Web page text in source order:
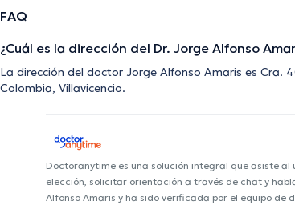
FAQ
¿Cuál es la dirección del Dr. Jorge Alfonso
La dirección del doctor Jorge Alfonso Amaris es Cra.
Colombia, Villavicencio.
Doctoranytime es una solución integral que asiste
elección, solicitar orientación a través de chat y
Alfonso Amaris y ha sido verificada por el equipo de